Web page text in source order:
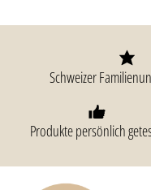
Schweizer
Produkte persönlich